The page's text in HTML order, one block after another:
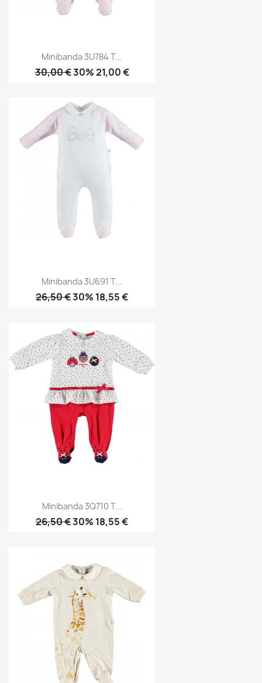
Minibanda 3U784 T...
30,00 €30% 21,00 €
Minibanda 3U691 T...
26,50 €30% 18,55 €
Minibanda 3Q710 T...
26,50 €30% 18,55 €